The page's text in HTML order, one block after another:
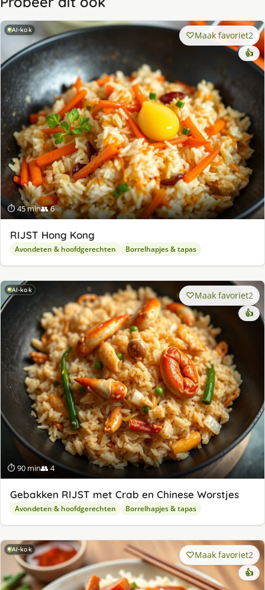
AI-kok
⏱ 45 min👥 6
Maak favoriet2
👍
RIJST Hong Kong
Avondeten & hoofdgerechten Borrelhapjes & tapas
AI-kok
⏱ 90 min👥 4
Maak favoriet2
👍
Gebakken RIJST met Crab en Chinese Worstjes
Avondeten & hoofdgerechten Borrelhapjes & tapas
AI-kok Maak favoriet2
👍